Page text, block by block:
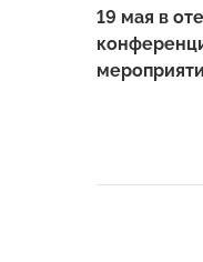
19 мая в